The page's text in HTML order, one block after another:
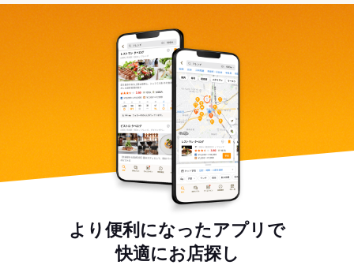
より便利になったアプリで
快適にお店探し